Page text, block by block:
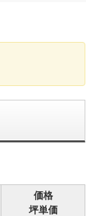
価格
坪単価